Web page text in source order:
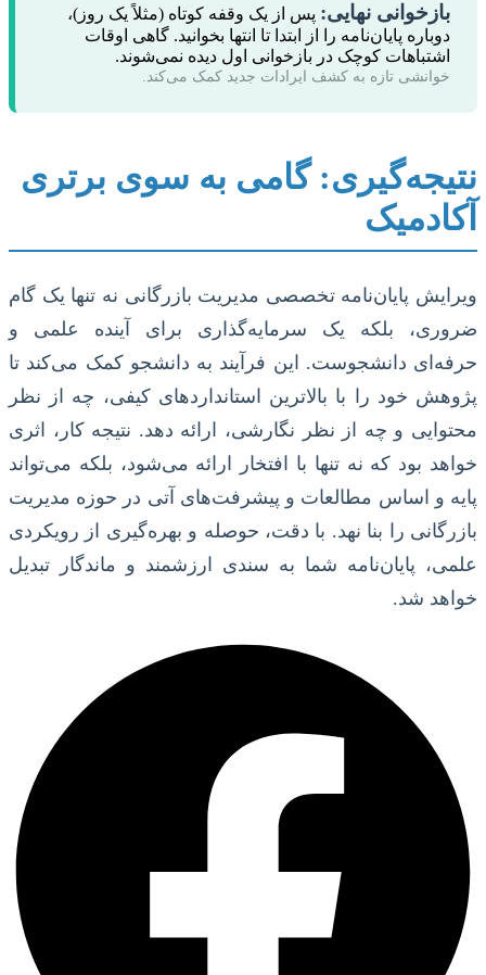
بازخوانی نهایی: پس از یک وقفه کوتاه (مثلاً یک روز)،
دوباره پایان‌نامه را از ابتدا تا انتها بخوانید. گاهی اوقات
اشتباهات کوچک در بازخوانی اول دیده نمی‌شوند.
خوانشی تازه به کشف ایرادات جدید کمک می‌کند.
نتیجه‌گیری: گامی به سوی برتری
آکادمیک
ویرایش پایان‌نامه تخصصی مدیریت بازرگانی نه تنها یک گام
ضروری، بلکه یک سرمایه‌گذاری برای آینده علمی و
حرفه‌ای دانشجوست. این فرآیند به دانشجو کمک می‌کند تا
پژوهش خود را با بالاترین استانداردهای کیفی، چه از نظر
محتوایی و چه از نظر نگارشی، ارائه دهد. نتیجه کار، اثری
خواهد بود که نه تنها با افتخار ارائه می‌شود، بلکه می‌تواند
پایه و اساس مطالعات و پیشرفت‌های آتی در حوزه مدیریت
بازرگانی را بنا نهد. با دقت، حوصله و بهره‌گیری از رویکردی
علمی، پایان‌نامه شما به سندی ارزشمند و ماندگار تبدیل
خواهد شد.